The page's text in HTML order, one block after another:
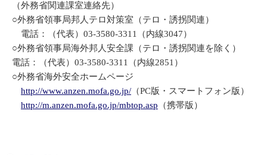
（外務省関連課室連絡先）
○外務省領事局邦人テロ対策室（テロ・誘拐関連）
電話：（代表）03-3580-3311（内線3047）
○外務省領事局海外邦人安全課（テロ・誘拐関連を除く）
電話：（代表）03-3580-3311（内線2851）
○外務省海外安全ホームページ
http://www.anzen.mofa.go.jp/ （PC版・スマートフォン版）
http://m.anzen.mofa.go.jp/mbtop.asp （携帯版）